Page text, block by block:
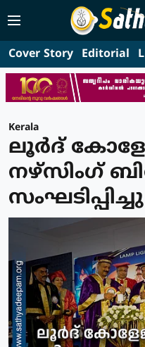
Cover Story Editorial
Kerala
ലൂർദ്
നഴ്സിംഗ്
സംഘടിപ്പിച്ചു